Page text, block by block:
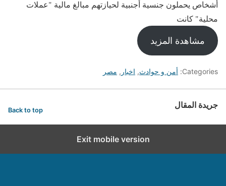
أشخاص يحملون جنسية أجنبية لحيازتهم مبالغ مالية "عملات
محلية" كانت
مشاهدة المزيد
Categories: أمن و حوادث, اخبار , مصر
جريدة المقال Back to top
Exit mobile version